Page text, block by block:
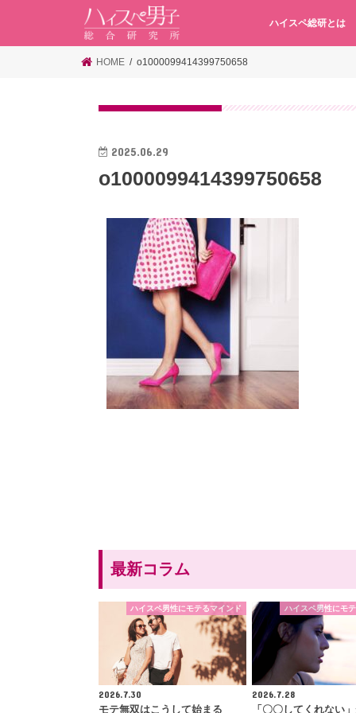
ハイスペ総研とは
HOME o1000099414399750658
2025.06.29
o1000099414399750658
最新コラム
ハイスペ男性にモテるマインド
2026.7.30
モテ無双はこうして始まる
ハイスペ男性にモ
2026.7.28
「〇〇してくれない